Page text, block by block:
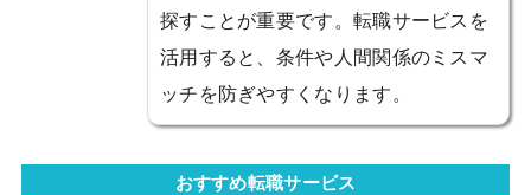
探すことが重要です。転職サービスを
活用すると、条件や人間関係のミスマ
ッチを防ぎやすくなります。
おすすめ転職サービス